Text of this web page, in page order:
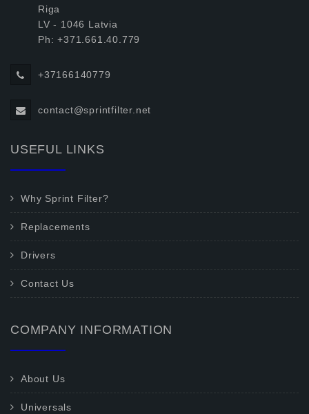
Riga
LV - 1046 Latvia
Ph: +371.661.40.779
+37166140779
contact@sprintfilter.net
USEFUL LINKS
Why Sprint Filter?
Replacements
Drivers
Contact Us
COMPANY INFORMATION
About Us
Universals